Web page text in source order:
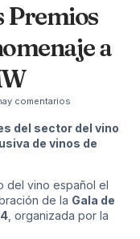
Premios
a
comentarios
del sector del vino
de vinos de
del vino español el
de la Gala de
, organizada por la